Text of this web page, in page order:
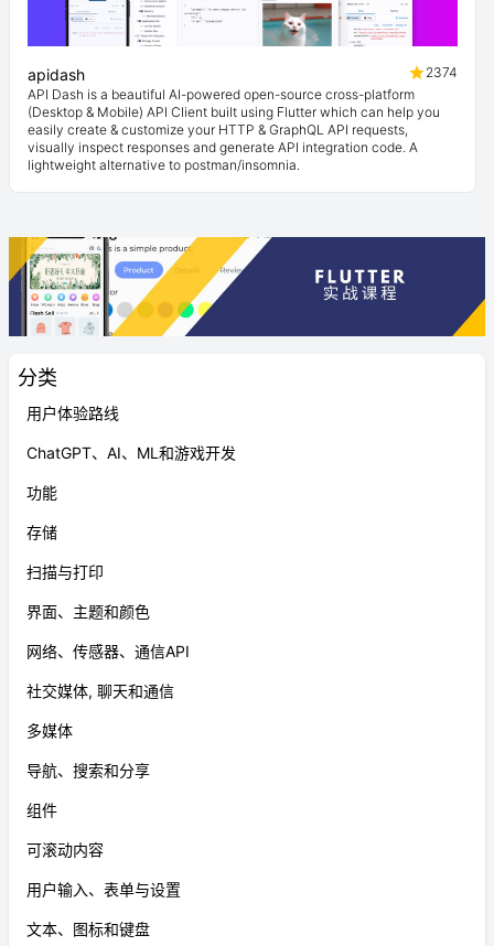
分类
用户体验路线
ChatGPT、AI、ML和游戏开发
功能
存储
扫描与打印
界面、主题和颜色
网络、传感器、通信API
社交媒体, 聊天和通信
多媒体
导航、搜索和分享
组件
可滚动内容
用户输入、表单与设置
文本、图标和键盘
apidash
2374
API Dash is a beautiful AI-powered open-source cross-platform
(Desktop & Mobile) API Client built using Flutter which can help you
easily create & customize your HTTP & GraphQL API requests,
visually inspect responses and generate API integration code. A
lightweight alternative to postman/insomnia.